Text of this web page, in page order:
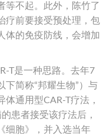
等不起。此外，陈竹了
疗前要接受预处理，包
体的免疫防线，会增加
T是一种思路。去年7
下简称“邦耀生物”）与
体通用型CAR-T疗法，
患者接受该疗法后，
细胞》，并入选当年